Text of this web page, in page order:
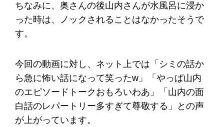
ちなみに、奥さんの後山内さんが水風呂に浸か
った時は、ノックされることはなかったそうで
す。
今回の動画に対し、ネット上では「シミの話か
ら急に怖い話になって笑ったw」「やっぱ山内
のエピソードトークおもろいわあ」「山内の面
白話のレパートリー多すぎて尊敬する」との声
が上がっています。